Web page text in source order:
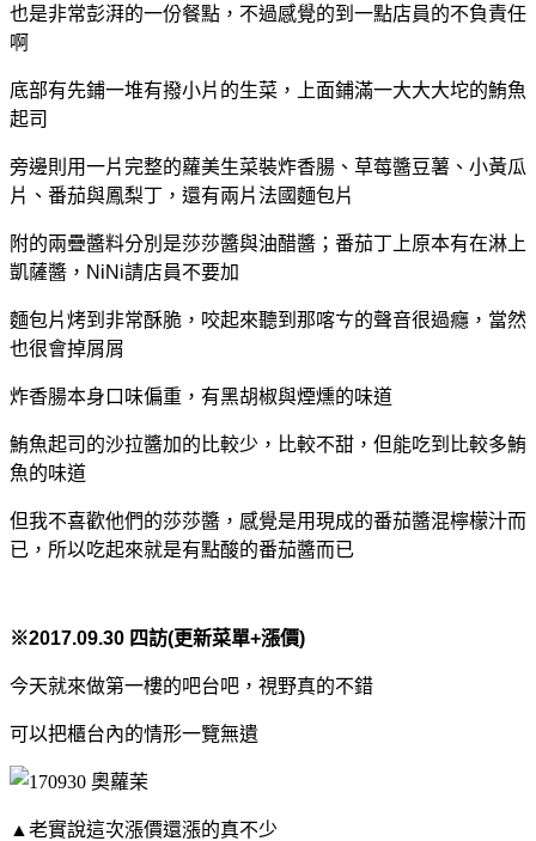
也是非常彭湃的一份餐點， 不過感覺的到一點店員的不負責任
啊
底部有先鋪一堆有撥小片的生菜，上面鋪滿一大大大坨的鮪魚
起司
旁邊則用一片完整的蘿美生菜裝炸香腸、草莓醬豆薯、小黃瓜
片、番茄與鳳梨丁，還有兩片法國麵包片
附的兩疊醬料分別是莎莎醬與油醋醬； 番茄丁上原本有在淋上
凱薩醬，NiNi請店員不要加
麵包片烤到非常酥脆，咬起來聽到那喀ㄘ的聲音很過癮，當然
也很會掉屑屑
炸香腸本身口味偏重，有黑胡椒與煙燻的味道
鮪魚起司的沙拉醬加的比較少， 比較不甜， 但能吃到比較多鮪
魚的味道
但我不喜歡他們的莎莎醬，感覺是用現成的番茄醬混檸檬汁而
已，所以吃起來就是有點酸的番茄醬而已
※2017.09.30 四訪(更新菜單+漲價)
今天就來做第一樓的吧台吧，視野真的不錯
可以把櫃台內的情形一覽無遺
▲老實說這次漲價還漲的真不少